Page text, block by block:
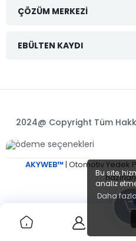
Bu site,
analiz
Daha
ÇÖZÜM MERKEZI
EBÜLTEN KAYDI
2024@ Copyright Tüm
AKYWEB™ | Otomotiv Yedek